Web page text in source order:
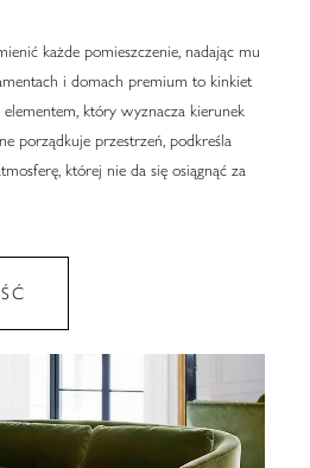
każde pomieszczenie, nadając mu
i domach premium to kinkiet
który wyznacza kierunek
porządkuje przestrzeń, podkreśla
której nie da się osiągnąć za